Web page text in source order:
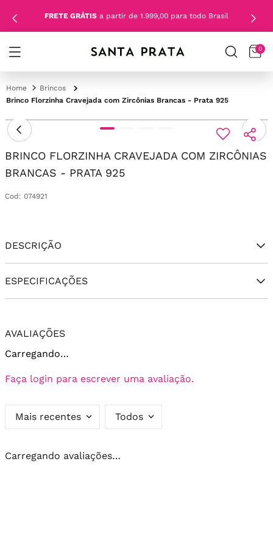
FRETE GRÁTIS a partir de 1.999,00 para todo Brasil
0
Brincos
Brinco Florzinha Cravejada com Zircônias Brancas - Prata 925
BRINCO FLORZINHA CRAVEJADA COM ZIRCÔNIAS
BRANCAS - PRATA 925
Cod : 074921
DESCRIÇÃO
ESPECIFICAÇÕES
AVALIAÇÕES
Carregando…
Faça login para escrever uma avaliação.
Mais recentes Todos
Carregando avaliações…